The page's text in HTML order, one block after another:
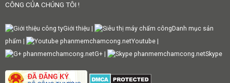
CÔNG CỦA CHÚNG TÔI !
Giới thiệu |
Danh mục sản
phẩm | Youtube|
G+| Skype